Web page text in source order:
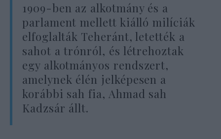
1909-ben az alkotmány és a
parlament mellett kiálló milíciák
elfoglalták Teheránt, letették a
sahot a trónról, és létrehoztak
egy alkotmányos rendszert,
amelynek élén jelképesen a
korábbi sah fia, Ahmad sah
Kadzsár állt.